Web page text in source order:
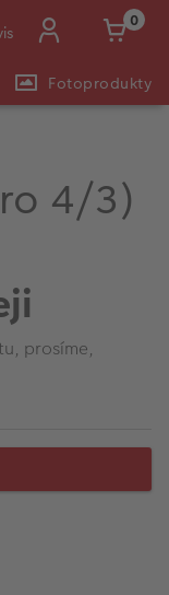
0
Fotoprodukty
4/3)
prosíme,